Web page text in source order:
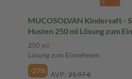
MUCOSOLVAN Kindersaft -
Husten 250 ml Lösung zum
250 ml
Lösung zum Einnehmen
-27%
AVP: 21,97 €